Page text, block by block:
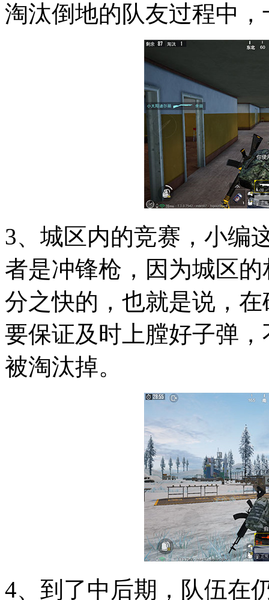
淘汰倒地的队友过程中
3、城区内的竞赛，小编
者是冲锋枪，因为城区
分之快的，也就是说，
要保证及时上膛好子弹
被淘汰掉。
4、到了中后期，队伍在